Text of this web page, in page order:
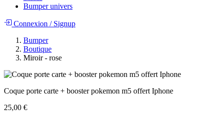
Bumper univers
Connexion /Signup
Bumper
Boutique
Miroir - rose
Coque porte carte + booster pokemon m5 offert Iphone
25,00 €